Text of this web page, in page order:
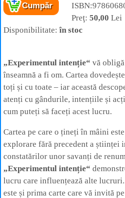
Cartea:
folosiți gândurile ca să vă
lumea
Cumpăr
Preţ: 50,00 Lei
Disponibilitate:în stoc
„Experimentul intenție“ vă
înseamnă a fi om. Cartea
toți și cu toate – iar această
atenți cu gândurile, intențiile și
cum puteți să faceți acest lucru.
Cartea pe care o țineți în mâini
explorare fără precedent a științei
constatărilor unor savanți de
„Experimentul intenție“
lucru care influențează alte lucruri.
este și prima carte care vă invită